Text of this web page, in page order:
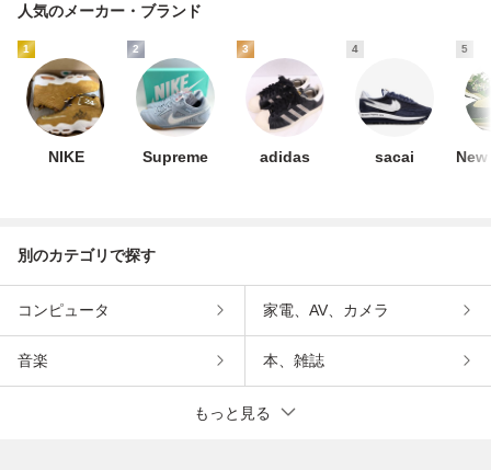
人気のメーカー・ブランド
1
NIKE
2
Supreme
3
adidas
4
sacai
5
別のカテゴリで探す
コンピュータ 家電、AV、カメラ
音楽 本、雑誌
もっと見る